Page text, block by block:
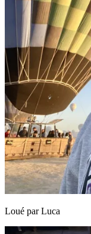
Loué parLuca